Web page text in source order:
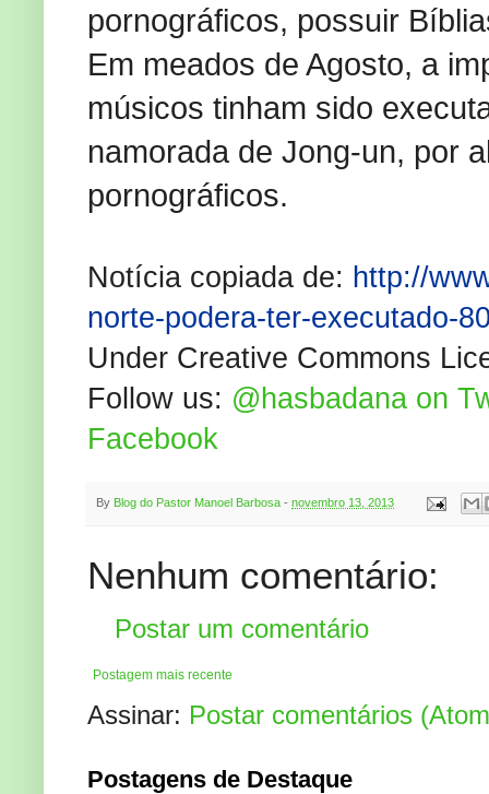
pornográficos, possuir
Em meados de Agosto, a
músicos tinham sido
namorada de Jong-un, por
pornográficos.
Notícia copiada de: http://
norte-podera-ter-executado-
Under Creative Commons
Follow us: @hasbadana on
Facebook
By Blog do Pastor Manoel Barbosa - novembro 13, 2013
Nenhum comentário:
Postar um comentário
Postagem mais recente
Assinar: Postar comentários
Postagens de Destaque